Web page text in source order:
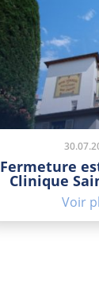
Fermeture
Clinique
Voir